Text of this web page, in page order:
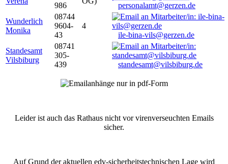
986
personalamt@gerzen.de
Wunderlich
Monika
08744
9604-
43
4
ile-bina-vils@gerzen.de
Standesamt
Vilsbiburg
08741
305-
439
standesamt@vilsbiburg.de
Leider ist auch das Rathaus nicht vor virenverseuchten Emails
sicher.
Auf Grund der aktuellen edv-sicherheitstechnischen Lage wird